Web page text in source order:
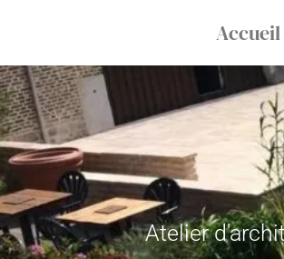
Accueil
Atelier